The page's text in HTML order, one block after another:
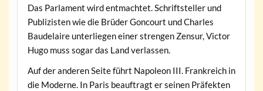
Das Parlament wird entmachtet. Schriftsteller und
Publizisten wie die Brüder Goncourt und Charles
Baudelaire unterliegen einer strengen Zensur, Victor
Hugo muss sogar das Land verlassen.
Auf der anderen Seite führt Napoleon III. Frankreich in
die Moderne. In Paris beauftragt er seinen Präfekten